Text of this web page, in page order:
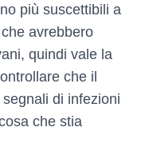
più suscettibili a
avrebbero
quindi vale la
che il
di infezioni
che stia